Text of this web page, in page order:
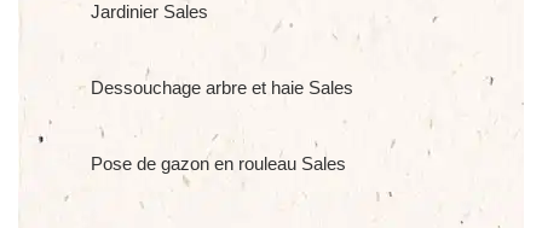
Jardinier Sales
Dessouchage arbre et haie Sales
Pose de gazon en rouleau Sales